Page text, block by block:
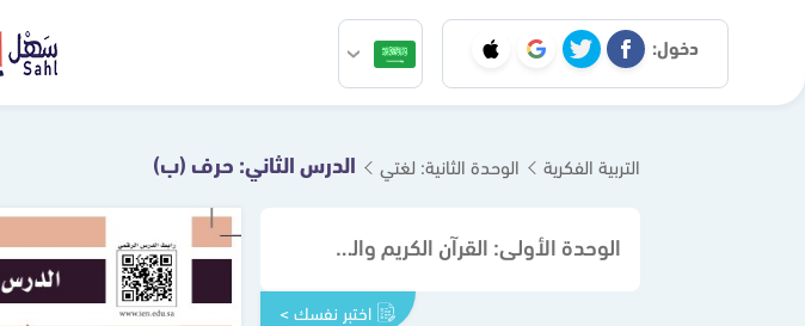
دخول:
التربية الفكرية الوحدة الثانية: لغتي الدرس الثاني: حرف (ب)
الوحدة الأولى: القرآن الكريم والدراسات الإسلامية
اختبر نفسك >